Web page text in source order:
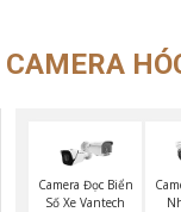
CAMERA
Camera Đọc Biển
Số Xe Vantech